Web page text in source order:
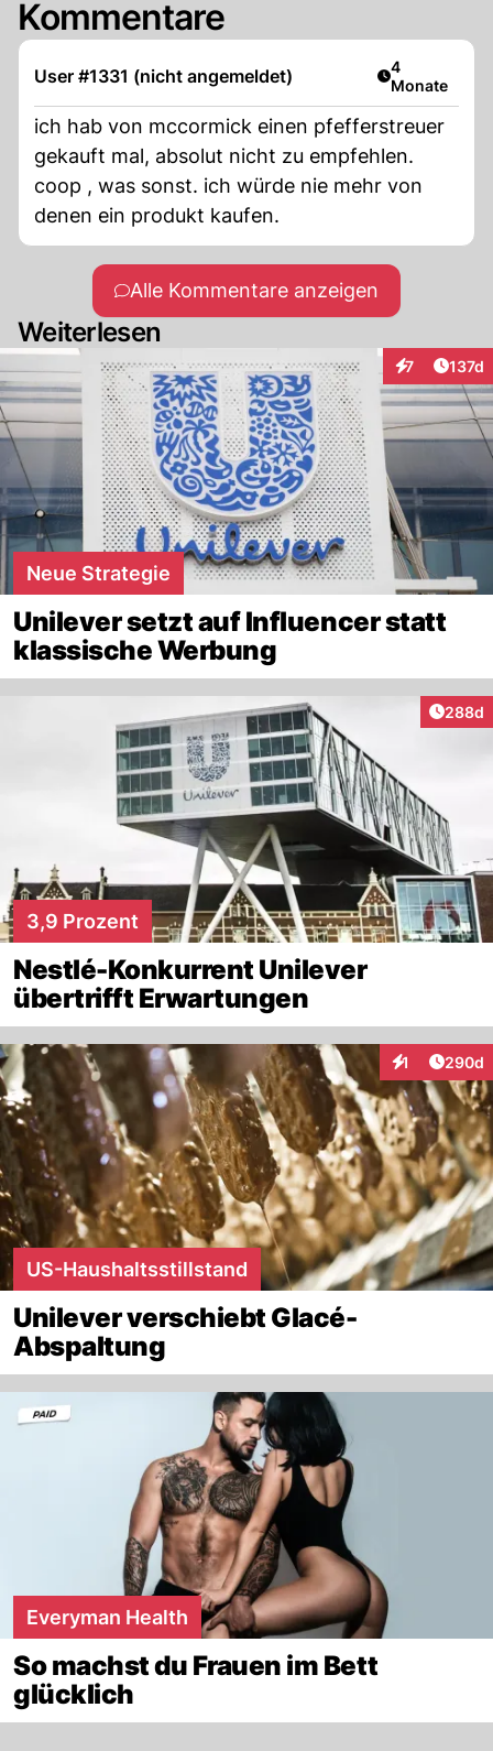
Kommentare
User #1331 (nicht angemeldet) Artikel
4
Monate
ich hab von mccormick einen pfefferstreuer
gekauft mal, absolut nicht zu empfehlen.
coop , was sonst. ich würde nie mehr von
denen ein produkt kaufen.
Alle Kommentare anzeigen
Weiterlesen
7
Interaktionen
137d
Neue Strategie
Unilever setzt auf Influencer statt
klassische Werbung
288d
3,9 Prozent
Nestlé-Konkurrent Unilever
übertrifft Erwartungen
1
Interaktionen
290d
US-Haushaltsstillstand
Unilever verschiebt Glacé-
Abspaltung
Everyman Health
So machst du Frauen im Bett
glücklich